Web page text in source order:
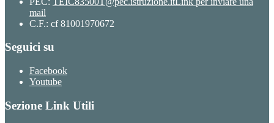
mail
C.F.: cf 81001970672
Seguici su
Facebook
Youtube
Sezione Link Utili